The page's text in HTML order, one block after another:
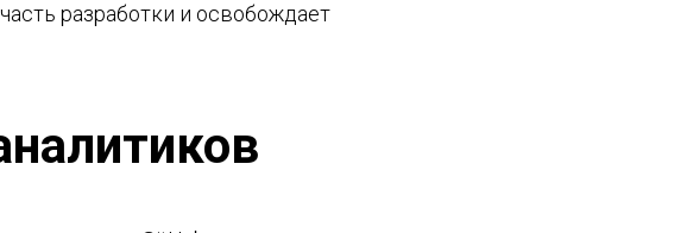
разработки и освобождает